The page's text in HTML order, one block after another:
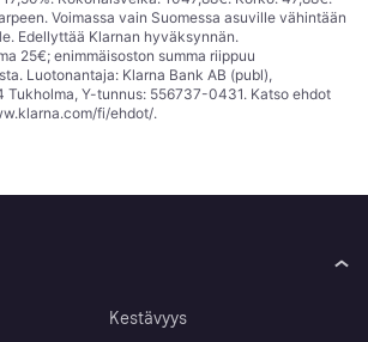
Voimassa vain Suomessa asuville vähintään
Edellyttää Klarnan hyväksynnän.
25€; enimmäisoston summa riippuu
Luotonantaja: Klarna Bank AB (publ),
Tukholma, Y-tunnus: 556737-0431. Katso ehdot
fi/ehdot/.
Kestävyys